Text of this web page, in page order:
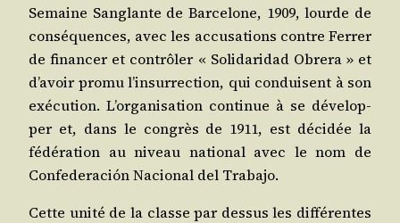
Semaine San­glante de Bar­ce­lone, 1909, lourde de
consé­quences, avec les accu­sa­tions contre Fer­rer
de finan­cer et contrô­ler « Soli­da­ri­dad Obre­ra » et
d’a­voir pro­mu l’in­sur­rec­tion, qui conduisent à son
exé­cu­tion. L’or­ga­ni­sa­tion conti­nue à se déve­lop­
per et, dans le congrès de 1911, est déci­dée la
fédé­ra­tion au niveau natio­nal avec le nom de
Confe­de­ra­ción Nacio­nal del Trabajo.
Cette uni­té de la classe par des­sus les dif­fé­rentes